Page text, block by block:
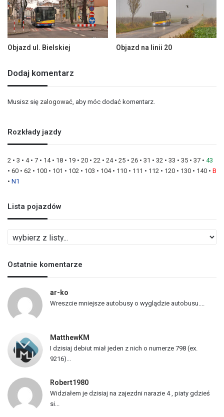
Objazd ul. Bielskiej Objazd na linii 20
Dodaj komentarz
Musisz się zalogować, aby móc dodać komentarz.
Rozkłady jazdy
2 • 3 • 4• 7 • 14• 18 • 19 • 20 • 22 • 24• 25 • 26 • 31 • 32 • 33 • 35 • 37 • 43
• 60 • 62 • 100 • 101 • 102 • 103 • 104• 110 • 111 • 112 • 120 • 130 • 140 • B
• N1
Lista pojazdów
i
t
a
o
j
w
Ostatnie komentarze
ar-ko
Wreszcie mniejsze autobusy o wyglądzie autobusu....
MatthewKM
I dzisiaj debiut miał jeden z nich o numerze 798 (ex.
9216)...
Robert1980
Widziałem je dzisiaj na zajezdni narazie 4 , piaty gdzieś
si...